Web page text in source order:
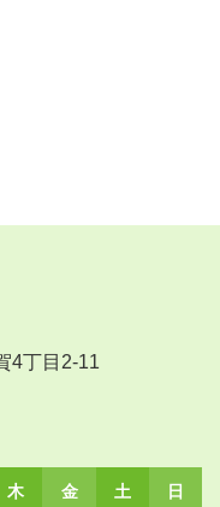
4丁目2-11
木 金 土 日